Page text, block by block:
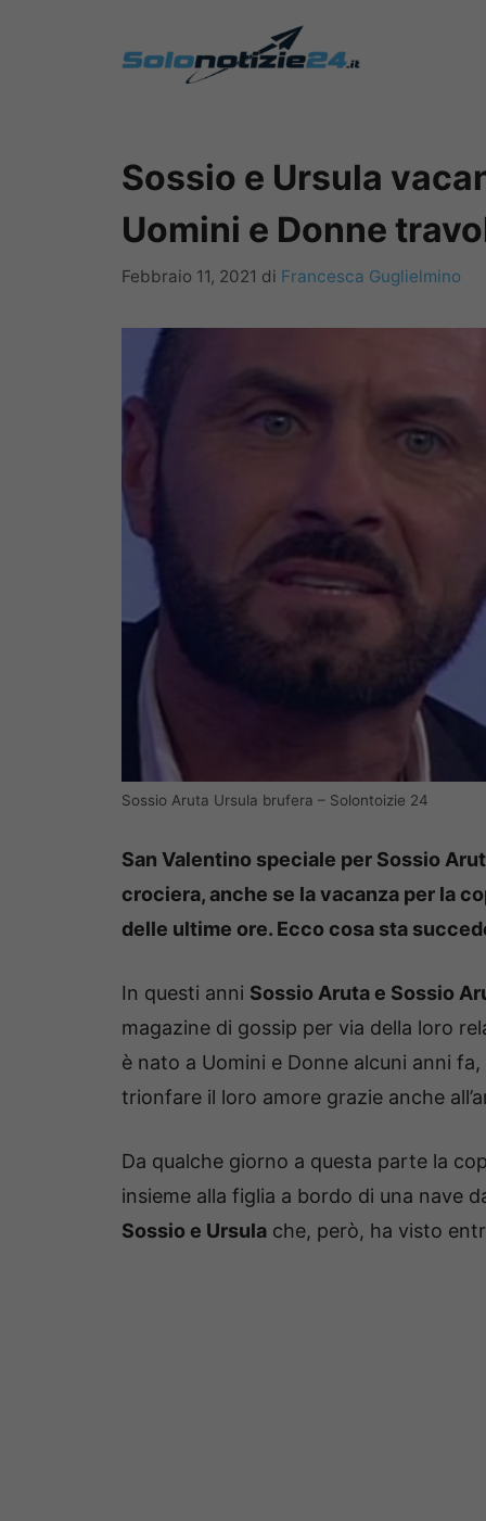
Sossio e Ursula
Uomini e Donne
Febbraio 11, 2021 di Francesca Guglielmino
Sossio Aruta Ursula brufera – Solontoizie 24
San Valentino speciale per Sossio
crociera, anche se la vacanza per la
delle ultime ore. Ecco cosa sta
In questi anni Sossio Aruta e Sossio
magazine di gossip per via della loro
è nato a Uomini e Donne alcuni anni
trionfare il loro amore grazie anche
Da qualche giorno a questa parte la
insieme alla figlia a bordo di una nave
Sossio e Ursula che, però, ha visto